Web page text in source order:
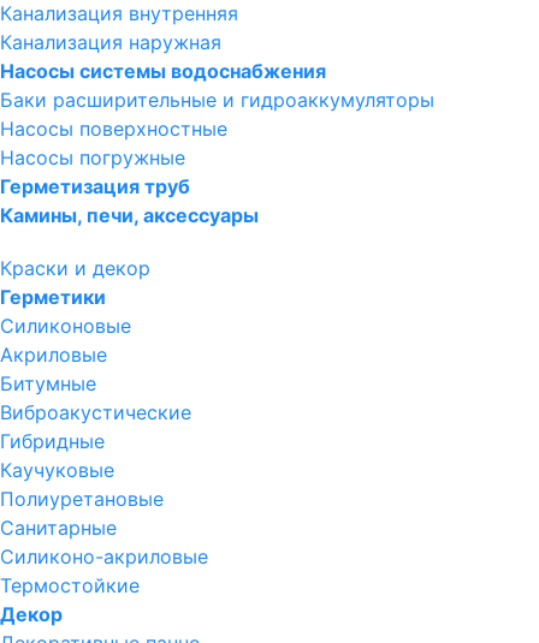
Канализация внутренняя
Канализация наружная
Насосы системы водоснабжения
Баки расширительные и гидроаккумуляторы
Насосы поверхностные
Насосы погружные
Герметизация труб
Камины, печи, аксессуары
Краски и декор
Герметики
Силиконовые
Акриловые
Битумные
Виброакустические
Гибридные
Каучуковые
Полиуретановые
Санитарные
Силиконо-акриловые
Термостойкие
Декор